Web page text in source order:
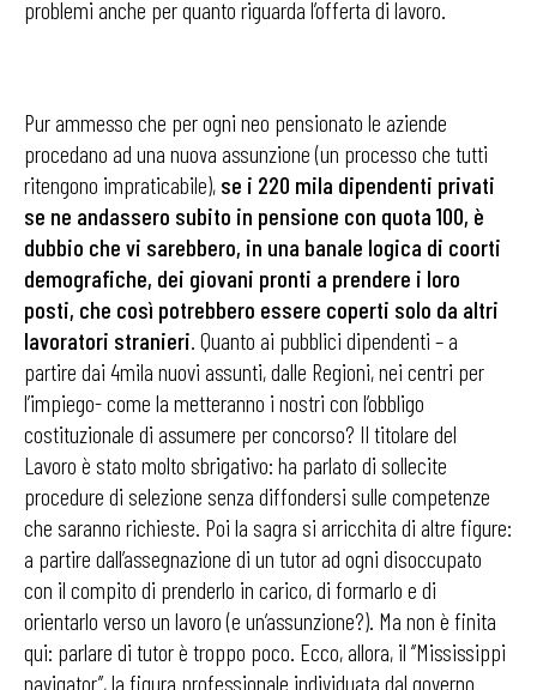
problemi anche per quanto riguarda l’offerta di lavoro.
Pur ammesso che per ogni neo pensionato le aziende
procedano ad una nuova assunzione (un processo che tutti
ritengono impraticabile), se i 220 mila dipendenti privati
se ne andassero subito in pensione con quota 100, è
dubbio che vi sarebbero, in una banale logica di coorti
demografiche, dei giovani pronti a prendere i loro
posti, che così potrebbero essere coperti solo da altri
lavoratori stranieri. Quanto ai pubblici dipendenti – a
partire dai 4mila nuovi assunti, dalle Regioni, nei centri per
l’impiego- come la metteranno i nostri con l’obbligo
costituzionale di assumere per concorso? Il titolare del
Lavoro è stato molto sbrigativo: ha parlato di sollecite
procedure di selezione senza diffondersi sulle competenze
che saranno richieste. Poi la sagra si arricchita di altre figure:
a partire dall’assegnazione di un tutor ad ogni disoccupato
con il compito di prenderlo in carico, di formarlo e di
orientarlo verso un lavoro (e un’assunzione?). Ma non è finita
qui: parlare di tutor è troppo poco. Ecco, allora, il ‘’Mississippi
navigator’’, la figura professionale individuata dal governo